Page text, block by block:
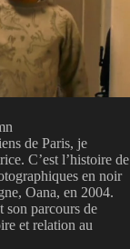
de Paris, je
C’est l’histoire de
en noir
Oana, en 2004.
son parcours de
et relation au